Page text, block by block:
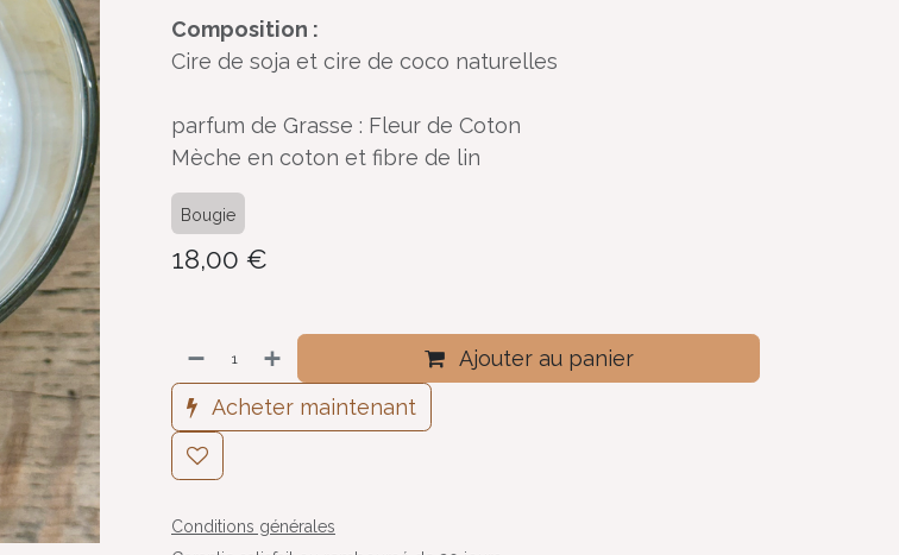
Composition :
Cire de soja et cire de coco naturelles
parfum de Grasse : Fleur de Coton
Mèche en coton et fibre de lin
Bougie
18,00 €
Ajouter au panier
Acheter maintenant
Conditions générales